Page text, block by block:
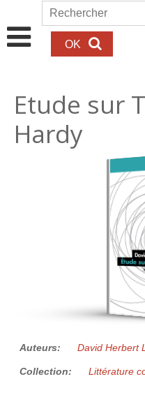
Aller au contenu principal
Formulaire
Rechercher
Etude sur
Hardy
Auteurs: David Herbert
Collection: Littérature